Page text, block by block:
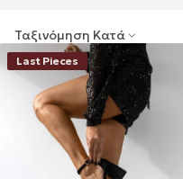
Ταξινόμηση Κατά
Last Pieces